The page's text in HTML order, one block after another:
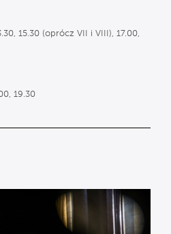
15.30 (oprócz VII i VIII), 17.00,
19.30